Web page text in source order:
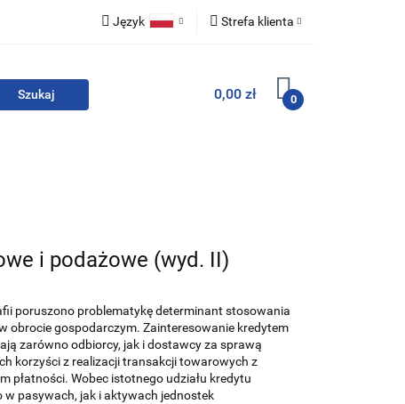
Język Strefa klienta
Zarejestruj się
0,00 zł 0
i podażowe (wyd. II)
poruszono problematykę determinant stosowania
obrocie gospodarczym. Zainteresowanie kredytem
zarówno odbiorcy, jak i dostawcy za sprawą
korzyści z realizacji transakcji towarowych z
płatności. Wobec istotnego udziału kredytu
w pasywach, jak i aktywach jednostek